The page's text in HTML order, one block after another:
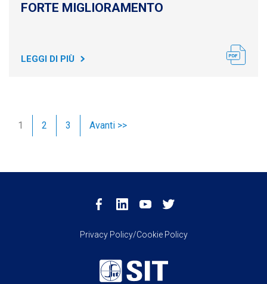
FORTE MIGLIORAMENTO
LEGGI DI PIÙ
1 2 3 Avanti >>
Privacy Policy/Cookie Policy